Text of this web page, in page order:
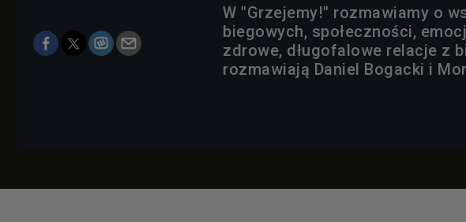
W "Grzejemy!" rozmawiamy o
biegowych, społeczności,
zdrowe, długofalowe relacje z
rozmawiają Daniel Bogacki i